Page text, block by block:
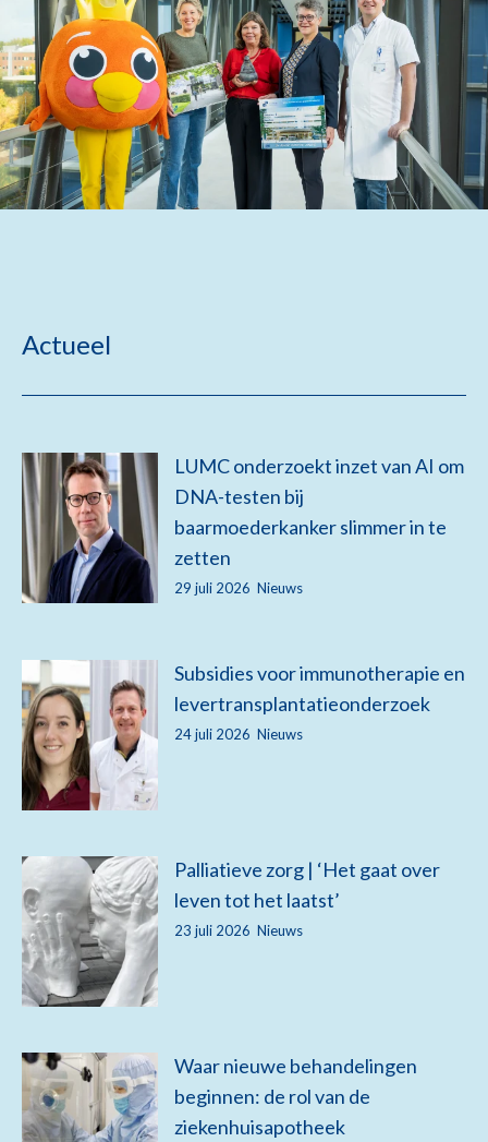
Actueel
LUMC onderzoekt inzet van AI om
DNA-testen bij
baarmoederkanker slimmer in te
zetten
29 juli 2026 Nieuws
Subsidies voor immunotherapie en
levertransplantatieonderzoek
24 juli 2026 Nieuws
Palliatieve zorg | ‘Het gaat over
leven tot het laatst’
23 juli 2026 Nieuws
Waar nieuwe behandelingen
beginnen: de rol van de
ziekenhuisapotheek